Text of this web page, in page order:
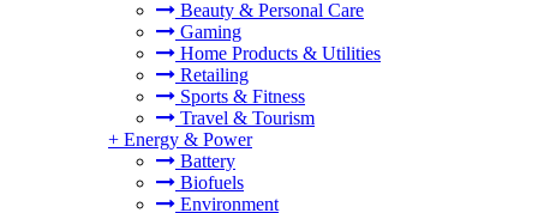
Beauty & Personal Care
Gaming
Home Products & Utilities
Retailing
Sports & Fitness
Travel & Tourism
+ Energy & Power
Battery
Biofuels
Environment